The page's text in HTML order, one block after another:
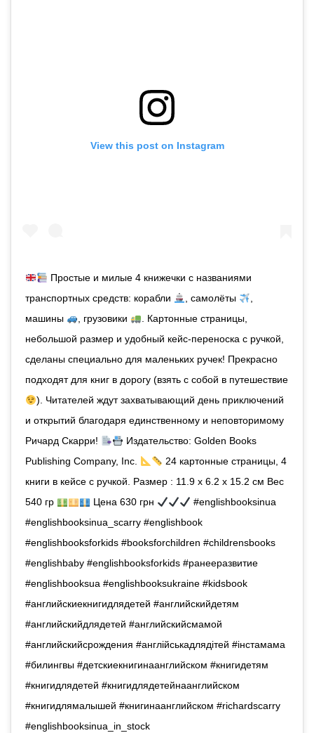
View this post on Instagram
Простые и милые 4 книжечки с названиями
транспортных средств: корабли
, самолёты
,
машины
, грузовики
. Картонные страницы,
небольшой размер и удобный кейс-переноска с ручкой,
сделаны специально для маленьких ручек! Прекрасно
подходят для книг в дорогу (взять с собой в путешествие
). Читателей ждут захватывающий день приключений
и открытий благодаря единственному и неповторимому
Ричард Скарри!
Издательство: Golden Books
Publishing Company, Inc.
24 картонные страницы, 4
книги в кейсе с ручкой. Размер : 11.9 x 6.2 x 15.2 см Вес
540 гр
Цена 630 грн
#englishbooksinua
#englishbooksinua_scarry #englishbook
#englishbooksforkids #booksforchildren #childrensbooks
#englishbaby #englishbooksforkids #ранееразвитие
#englishbooksua #englishbooksukraine #kidsbook
#английскиекнигидлядетей #английскийдетям
#английскийдлядетей #английскийсмамой
#английскийсрождения #англійськадлядітей #iнстамама
#билингвы #детскиекнигинаанглийском #книгидетям
#книгидлядетей #книгидлядетейнаанглийском
#книгидлямалышей #книгинаанглийском #richardscarry
#englishbooksinua_in_stock